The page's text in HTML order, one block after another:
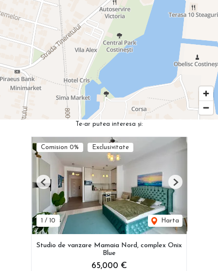
Te-ar putea interesa și:
Comision 0% Exclusivitate
/ 10 Harta
Previous Next
Studio de vanzare Mamaia Nord, complex Onix
Blue
65,000 €